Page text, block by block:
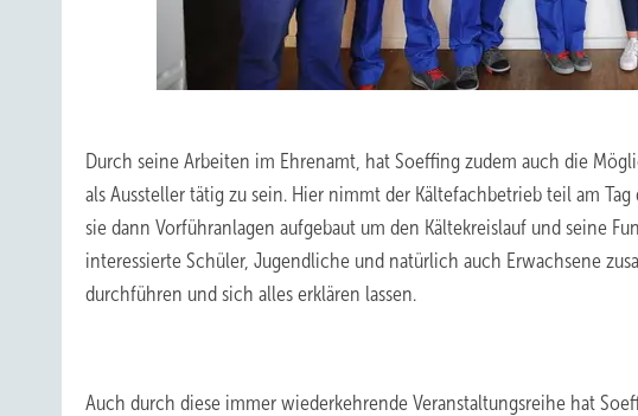
Durch seine Arbeiten im Ehrenamt, hat Soeffing zudem auch die
als Aussteller tätig zu sein. Hier nimmt der Kältefachbetrieb teil am
sie dann Vorführanlagen aufgebaut um den Kältekreislauf und seine
interessierte Schüler, Jugendliche und natürlich auch Erwachsene
durchführen und sich alles erklären lassen.
Auch durch diese immer wiederkehrende Veranstaltungsreihe hat